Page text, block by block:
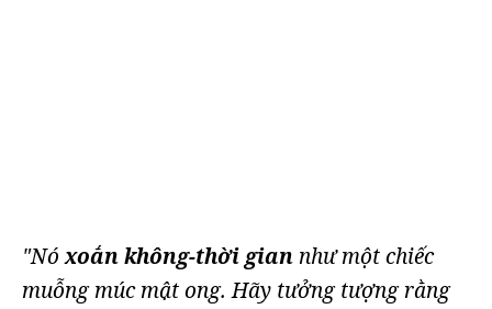
"Nóxoắn không-thời gian như một chiếc
muỗng múc mật ong. Hãy tưởng tượng rằng